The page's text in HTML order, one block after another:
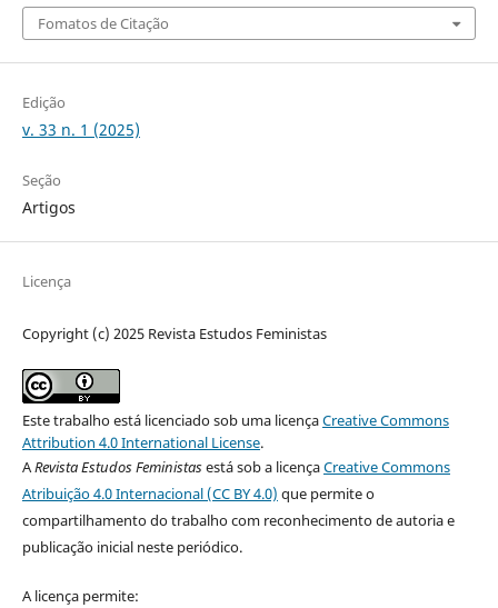
Fomatos de Citação
Edição
v. 33 n. 1 (2025)
Seção
Artigos
Licença
Copyright (c) 2025 Revista Estudos Feministas
Este trabalho está licenciado sob uma licençaCreative Commons
Attribution 4.0 International License.
ARevista Estudos Feministasestá sob a licençaCreative Commons
Atribuição 4.0 Internacional (CC BY 4.0) que permite o
compartilhamento do trabalho com reconhecimento de autoria e
publicação inicial neste periódico.
A licença permite: